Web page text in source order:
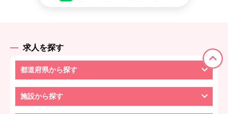
求人を探す
都道府県から探す
施設から探す